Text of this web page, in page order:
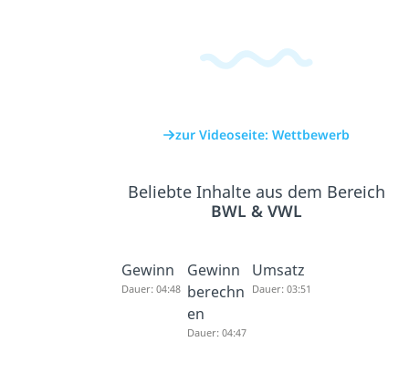
zur Videoseite: Wettbewerb
Beliebte Inhalte aus dem Bereich
BWL & VWL
Gewinn
Dauer: 04:48
Gewinn
berechn
en
Dauer: 04:47
Umsatz
Dauer: 03:51